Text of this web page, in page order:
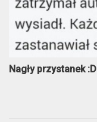
Nagły przystanek :D